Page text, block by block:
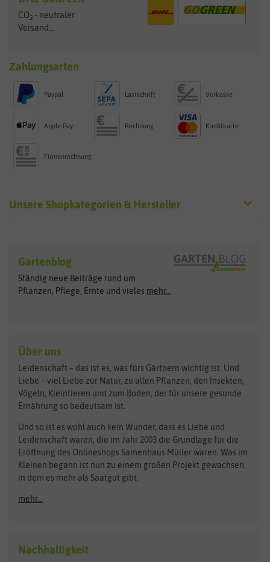
CO2 - neutraler
Versand...
Zahlungsarten
Paypal Lastschrift Vorkasse
Apple Pay Rechnung Kreditkarte
Firmenrechnung
Unsere Shopkategorien & Hersteller
Exotische Samen
Gemüsesamen
Gründünger
Kräutersamen
Obstsamen
Pilzbrut
Rasensamen
Steckzwiebeln
Zimmer & Kübelpflanzen
Kataloge
Schnäppchen
Anzucht & Gartenzubehör
Anzuchtschalen
Heizmatte & Heizkabel
Arche Noah
ASB Greenworld
Benary
Bingenheimer Saatgut
BioBalu
Bionana
BIOWOL
Blumicorn
Bûten Birds
Carl Pabst
Clever Pots
COMPO
Dürr-Samen
elho
Feldsaaten Freudenberger
Fertil
Flora Elite
Gartenblog
Ständig neue Beiträge rund um
Pflanzen, Pflege, Ernte und vieles mehr...
Über uns
Leidenschaft – das ist es, was fürs Gärtnern wichtig ist. Und
Liebe – viel Liebe zur Natur, zu allen Pflanzen, den Insekten,
Vögeln, Kleintieren und zum Boden, der für unsere gesunde
Ernährung so bedeutsam ist.
Und so ist es wohl auch kein Wunder, dass es Liebe und
Leidenschaft waren, die im Jahr 2003 die Grundlage für die
Eröffnung des Onlineshops Samenhaus Müller waren. Was im
Kleinen begann ist nun zu einem großen Projekt gewachsen,
in dem es mehr als Saatgut gibt.
mehr...
Nachhaltigkeit